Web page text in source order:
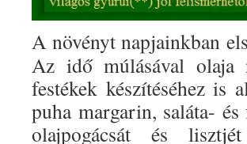
A növényt napjainkban
Az idő múlásával olaja
festékek készítéséhez is
puha margarin, saláta-
olajpogácsát és